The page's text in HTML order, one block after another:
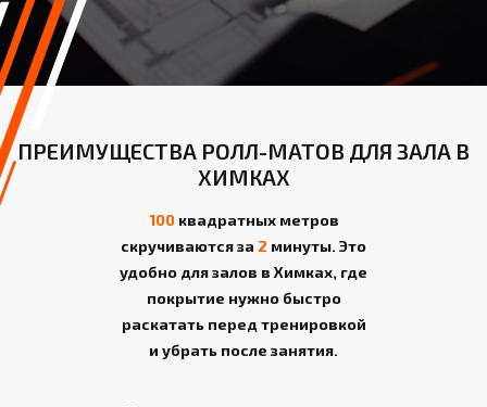
ПРЕИМУЩЕСТВА РОЛЛ-МАТОВ ДЛЯ ЗАЛА В
ХИМКАХ
100квадратных метров
скручиваются за 2 минуты. Это
удобно для залов в Химках, где
покрытие нужно быстро
раскатать перед тренировкой
и убрать после занятия.